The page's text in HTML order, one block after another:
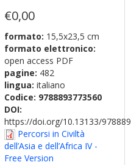
€0,00
formato: 15,5x23,5 cm
formato elettronico:
open access PDF
pagine: 482
lingua: italiano
Codice: 9788893773560
DOI:
https://doi.org/10.13133/
Percorsi in Civiltà
dell’Asia e dell’Africa IV -
Free Version